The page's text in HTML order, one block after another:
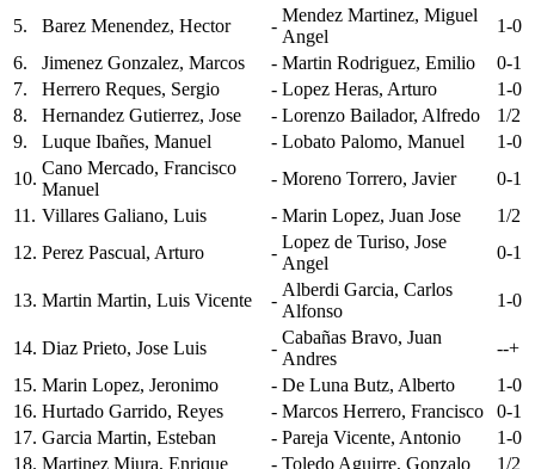
5. Barez Menendez, Hector -
Mendez Martinez, Miguel
Angel
1-0
6.
Jimenez Gonzalez, Marcos - Martin Rodriguez, Emilio
0-1
7.
Herrero Reques, Sergio - Lopez Heras, Arturo
1-0
8.
Hernandez Gutierrez, Jose - Lorenzo Bailador, Alfredo
1/2
9.
Luque Ibañes, Manuel - Lobato Palomo, Manuel
1-0
10.
Cano Mercado, Francisco
Manuel
- Moreno Torrero, Javier
0-1
11. Villares Galiano, Luis - Marin Lopez, Juan Jose
1/2
12. Perez Pascual, Arturo -
Lopez de Turiso, Jose
Angel
0-1
13. Martin Martin, Luis Vicente -
Alberdi Garcia, Carlos
Alfonso
1-0
14. Diaz Prieto, Jose Luis -
Cabañas Bravo, Juan
Andres
--+
15. Marin Lopez, Jeronimo - De Luna Butz, Alberto
1-0
16. Hurtado Garrido, Reyes - Marcos Herrero, Francisco
0-1
17. Garcia Martin, Esteban - Pareja Vicente, Antonio
1-0
18. Martinez Miura, Enrique - Toledo Aguirre, Gonzalo
1/2